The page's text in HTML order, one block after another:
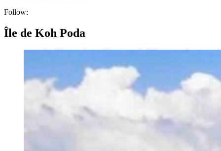
Follow:
Île de Koh Poda